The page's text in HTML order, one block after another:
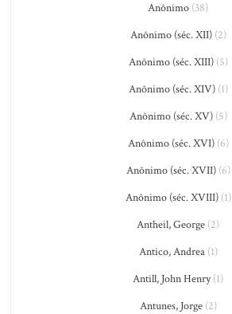
Anônimo (38)
Anônimo (séc. XII)(2)
Anônimo (séc. XIII)(5)
Anônimo (séc. XIV)(1)
Anônimo (séc. XV)(5)
Anônimo (séc. XVI)(6)
Anônimo (séc. XVII)(6)
Anônimo (séc. XVIII)(1)
Antheil, George (2)
Antico, Andrea(1)
Antill, John Henry(1)
Antunes, Jorge(2)